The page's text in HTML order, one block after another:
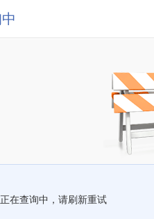
正在查询中，请刷新重试